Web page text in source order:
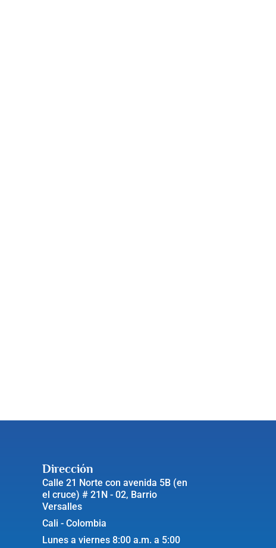
Dirección
Calle 21 Norte con avenida 5B (en
el cruce) # 21N - 02, Barrio
Versalles
Cali - Colombia
Lunes a viernes 8:00 a.m. a 5:00